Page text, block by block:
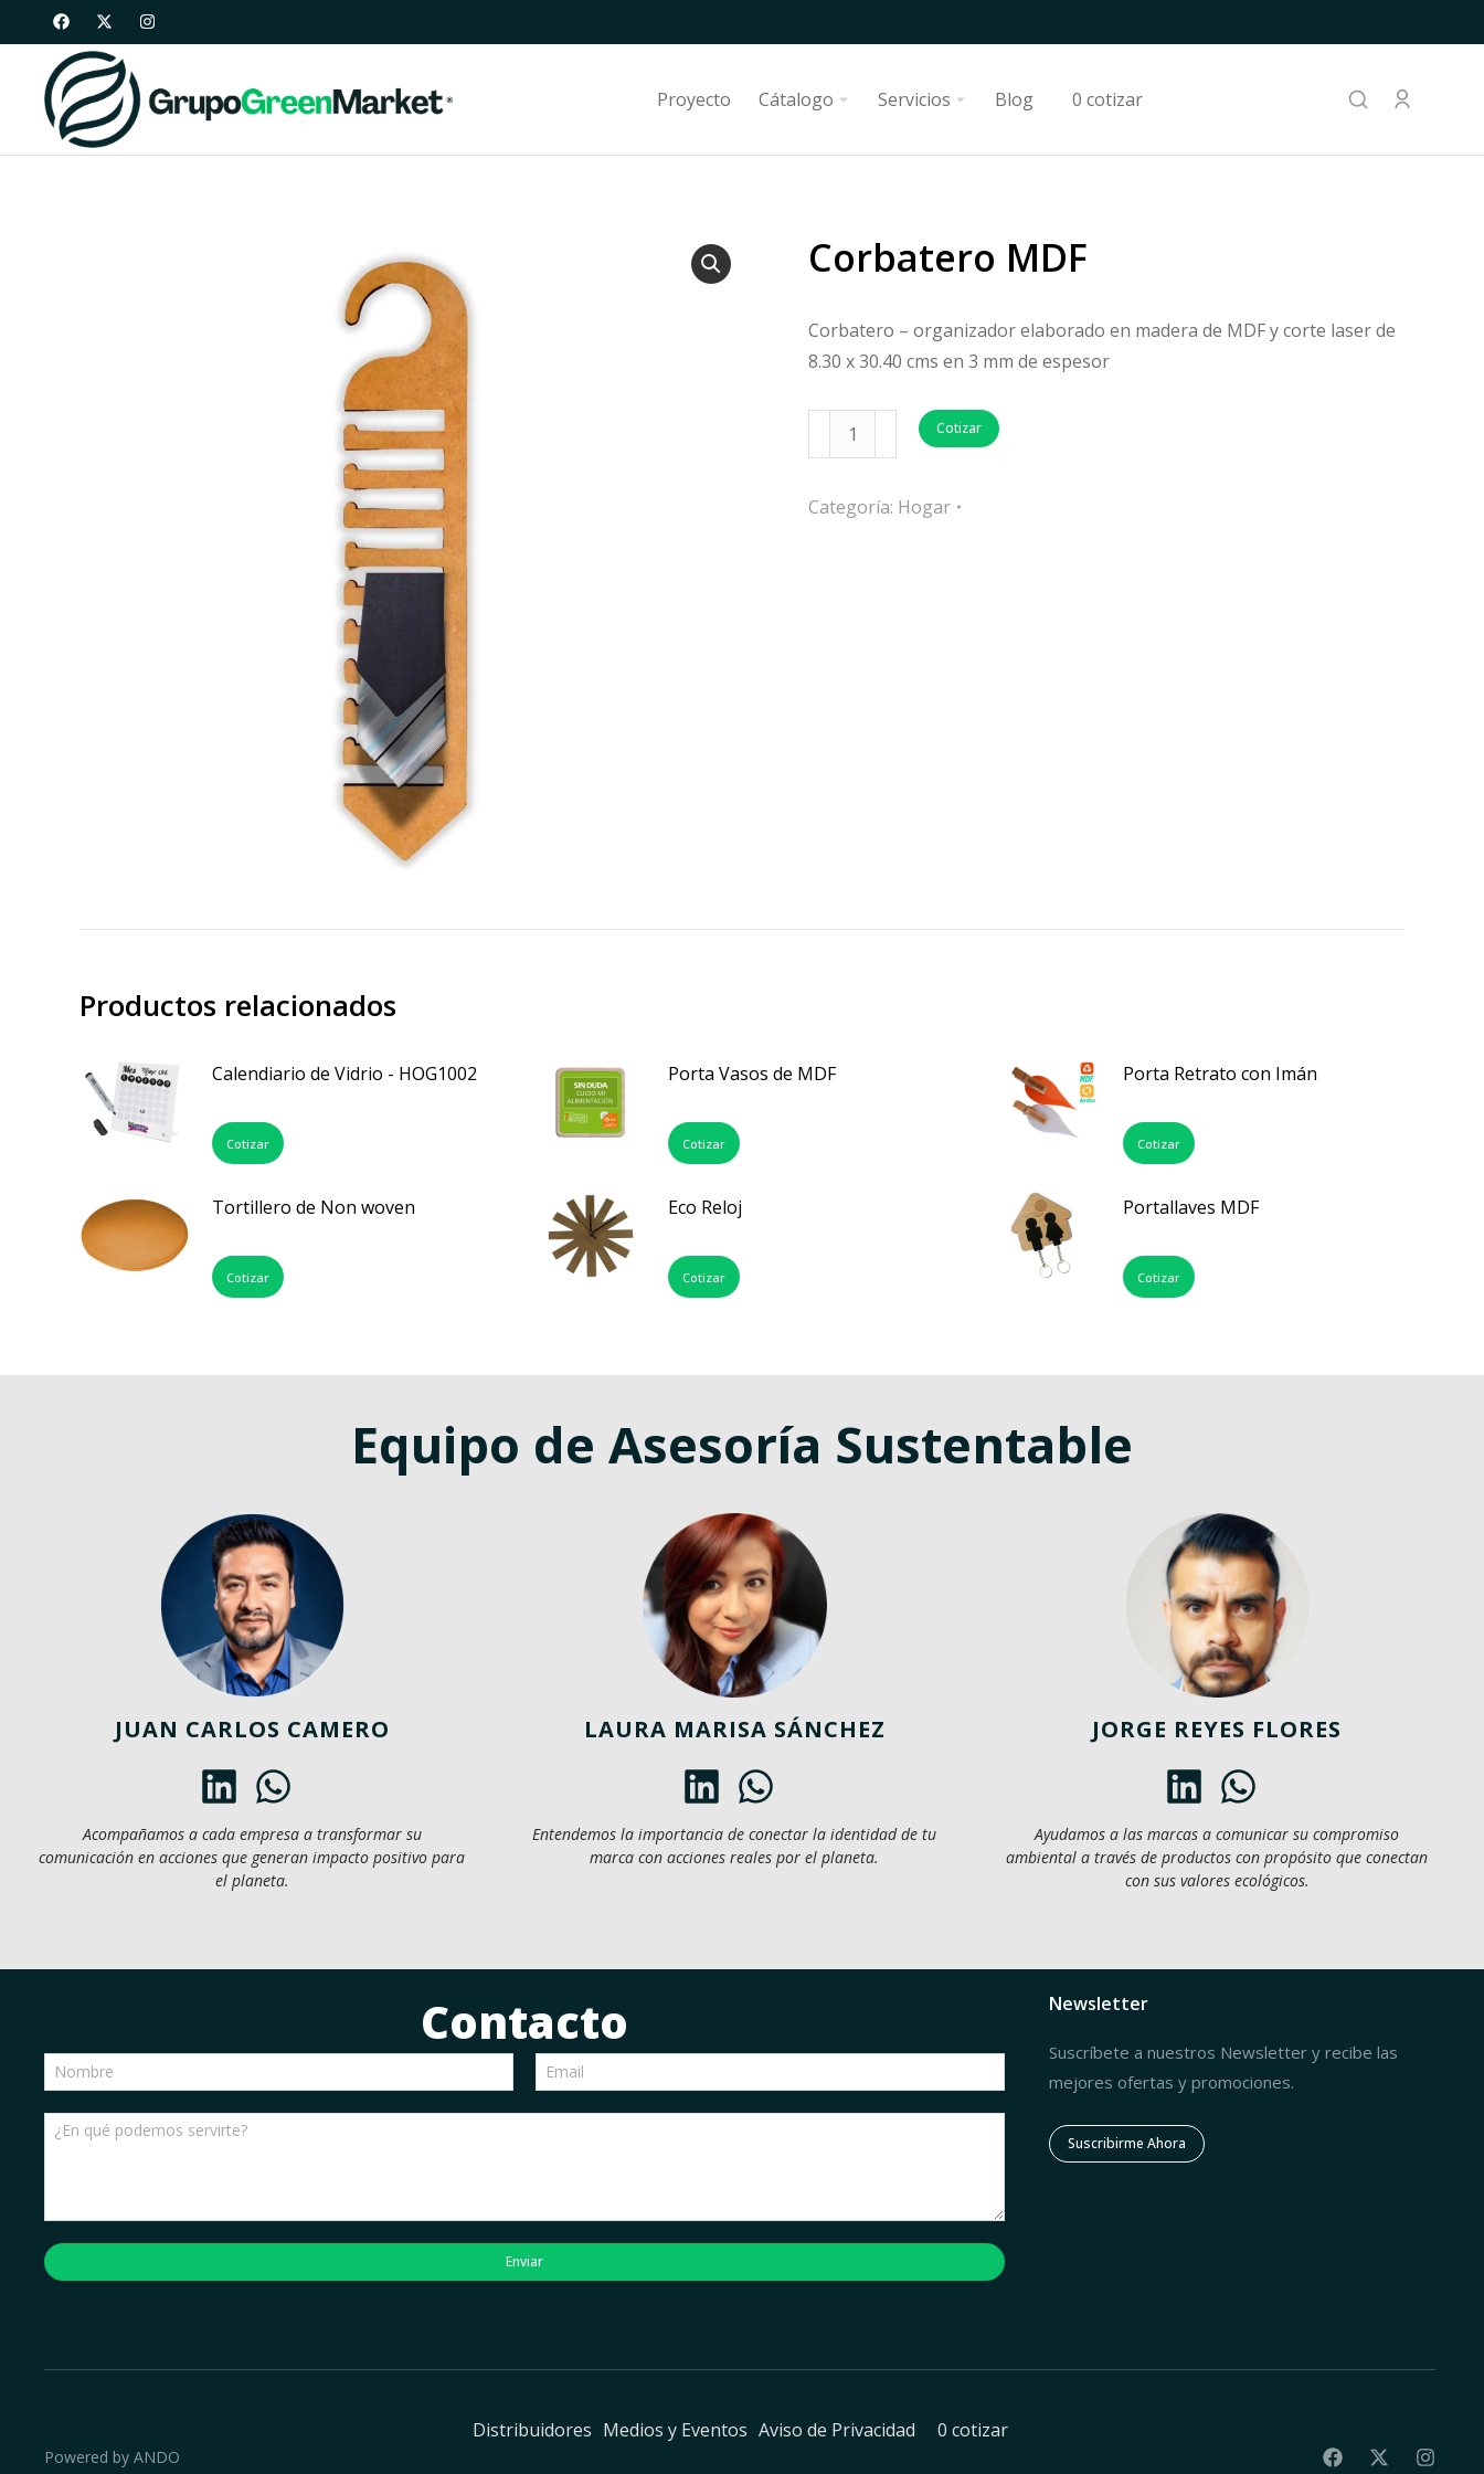
Proyecto Cátalogo Servicios Blog 0 cotizar
Corbatero MDF
Corbatero – organizador elaborado en madera de MDF y corte laser de
8.30 x 30.40 cms en 3 mm de espesor
Cotizar
Categoría: Hogar
Productos relacionados
Calendiario de Vidrio - HOG1002
Cotizar
Porta Vasos de MDF
Cotizar
Porta Retrato con Imán
Cotizar
Tortillero de Non woven
Cotizar
Eco Reloj
Cotizar
Portallaves MDF
Cotizar
Equipo de Asesoría Sustentable
JUAN CARLOS CAMERO
Acompañamos a cada empresa a transformar su
comunicación en acciones que generan impacto positivo para
el planeta.
LAURA MARISA SÁNCHEZ
Entendemos la importancia de conectar la identidad de tu
marca con acciones reales por el planeta.
JORGE REYES FLORES
Ayudamos a las marcas a comunicar su compromiso
ambiental a través de productos con propósito que conectan
con sus valores ecológicos.
Contacto
Enviar
Newsletter
Suscríbete a nuestros Newsletter y recibe las
mejores ofertas y promociones.
Suscribirme Ahora
Distribuidores Medios y Eventos Aviso de Privacidad 0 cotizar
Powered by ANDO